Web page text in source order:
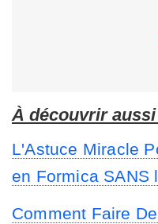
À découvrir
L'Astuce Miracle
en Formica SANS
Comment Faire